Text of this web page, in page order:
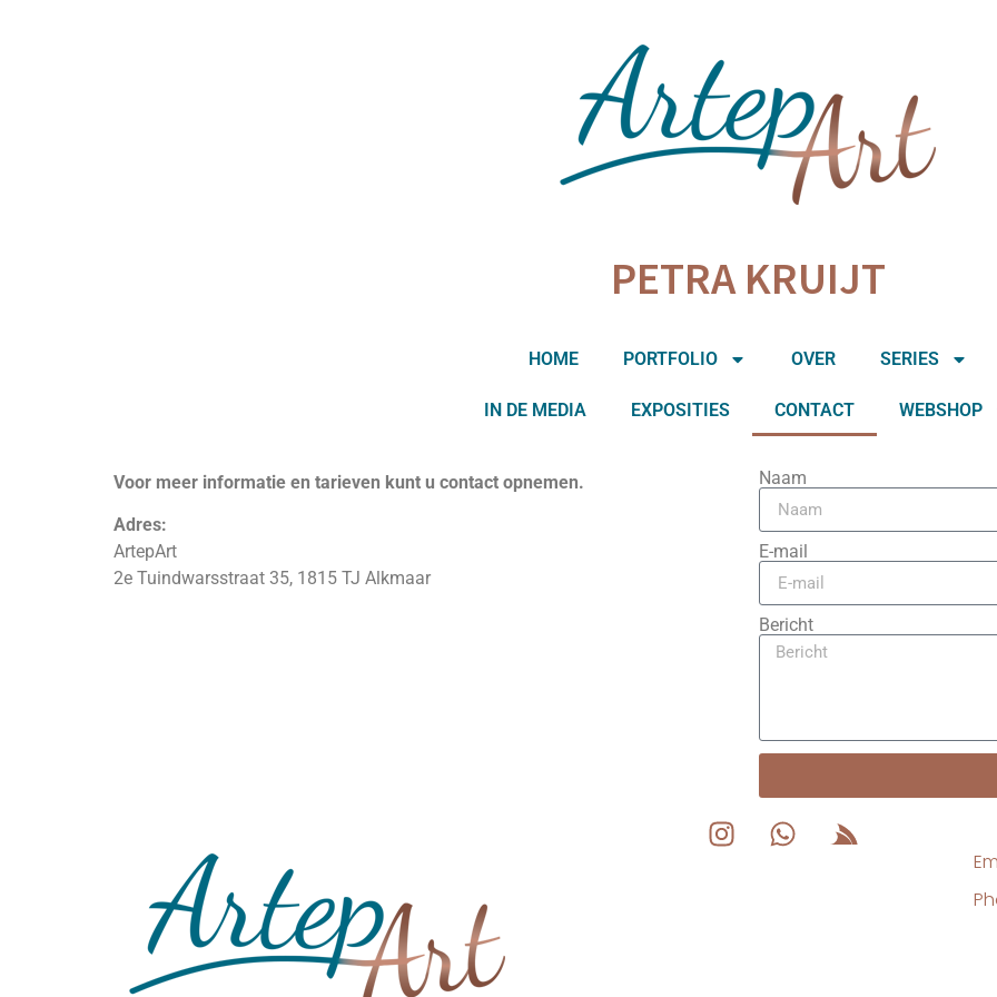
PETRA KRUIJT
HOME PORTFOLIO OVER SERIES
IN DE MEDIA EXPOSITIES CONTACT WEBSHOP
Voor meer informatie en tarieven kunt u contact opnemen.
Adres:
ArtepArt
2e Tuindwarsstraat 35, 1815 TJ Alkmaar
Naam
E-mail
Bericht